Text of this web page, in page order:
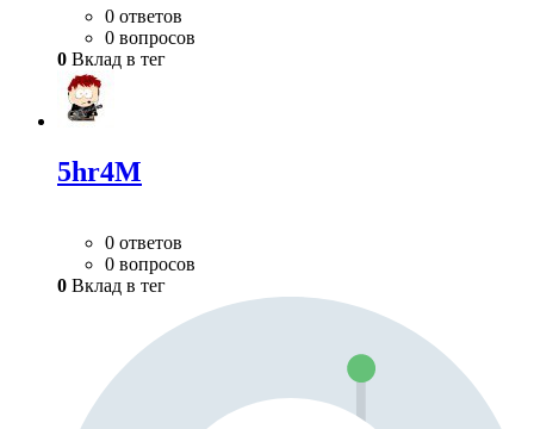
0 ответов
0 вопросов
0 Вклад в тег
5hr4M
0 ответов
0 вопросов
0 Вклад в тег